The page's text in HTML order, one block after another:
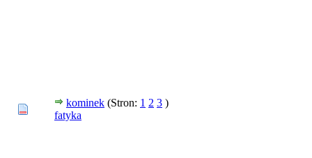
kominek (Stron: 1 2 3 )
fatyka